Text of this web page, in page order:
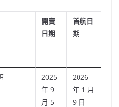
開賣
日期
首航日
期
2025
年 9
月 5
2026
年 1 月
9 日